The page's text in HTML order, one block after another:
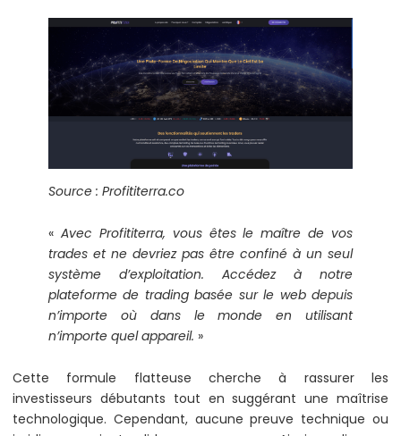
Source : Profititerra.co
« Avec Profititerra, vous êtes le maître de vos
trades et ne devriez pas être confiné à un seul
système d’exploitation. Accédez à notre
plateforme de trading basée sur le web depuis
n’importe où dans le monde en utilisant
n’importe quel appareil. »
Cette formule flatteuse cherche à rassurer les
investisseurs débutants tout en suggérant une maîtrise
technologique. Cependant, aucune preuve technique ou